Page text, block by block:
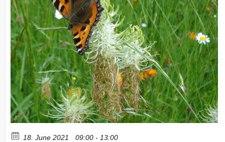
18. June 2021 09:00 - 13:00